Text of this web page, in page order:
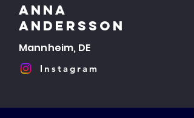
ANNA
ANDERSSON
Mannheim, DE
Instagram